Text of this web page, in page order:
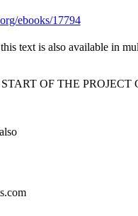
ebooks/17794
text is also available in
OF THE